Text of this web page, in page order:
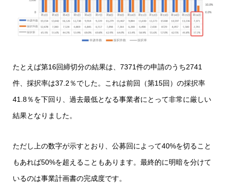
たとえば第16回締切分の結果は、7371件の申請のうち2741
件、採択率は37.2％でした。これは前回（第15回）の採択率
41.8％を下回り、過去最低となる事業者にとって非常に厳しい
結果となりました。
ただし上の数字が示すとおり、公募回によって40%を切ること
もあれば50%を超えることもあります。最終的に明暗を分けて
いるのは事業計画書の完成度です。